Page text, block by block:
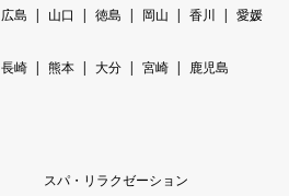
広島 山口 徳島 岡山 香川
愛媛
長崎 熊本 大分 宮崎
鹿児島
スパ・リラクゼーション